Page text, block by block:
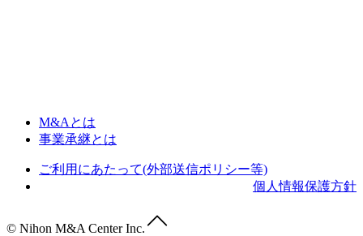
M&Aとは
事業承継とは
ご利用にあたって(外部送信ポリシー等)
個人情報保護方針
© Nihon M&A Center Inc.